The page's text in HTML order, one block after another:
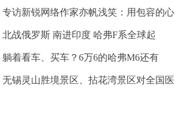
专访新锐网络作家亦帆浅笑：用包容的心
北战俄罗斯 南进印度 哈弗F系全球起
躺着看车、买车？6万6的哈弗M6还有
无锡灵山胜境景区、拈花湾景区对全国医